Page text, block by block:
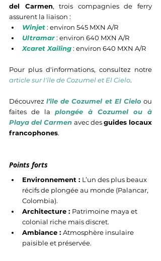
del Carmen, trois compagnies de ferry
assurent la liaison :
Winjet : environ 545 MXN A/R
Ultramar : environ 640 MXN A/R
Xcaret Xailing : environ 640 MXN A/R
article sur l'île de Cozumel et El Cielo.
Découvrez l’île de Cozumel et El Cielo ou
faites de la plongée à Cozumel ou à
Playa del Carmen avec des guides locaux
francophones.
Points forts
Environnement : L’un des plus beaux
récifs de plongée au monde (Palancar,
Colombia).
Architecture : Patrimoine maya et
colonial riche mais discret.
Ambiance : Atmosphère insulaire
paisible et préservée.